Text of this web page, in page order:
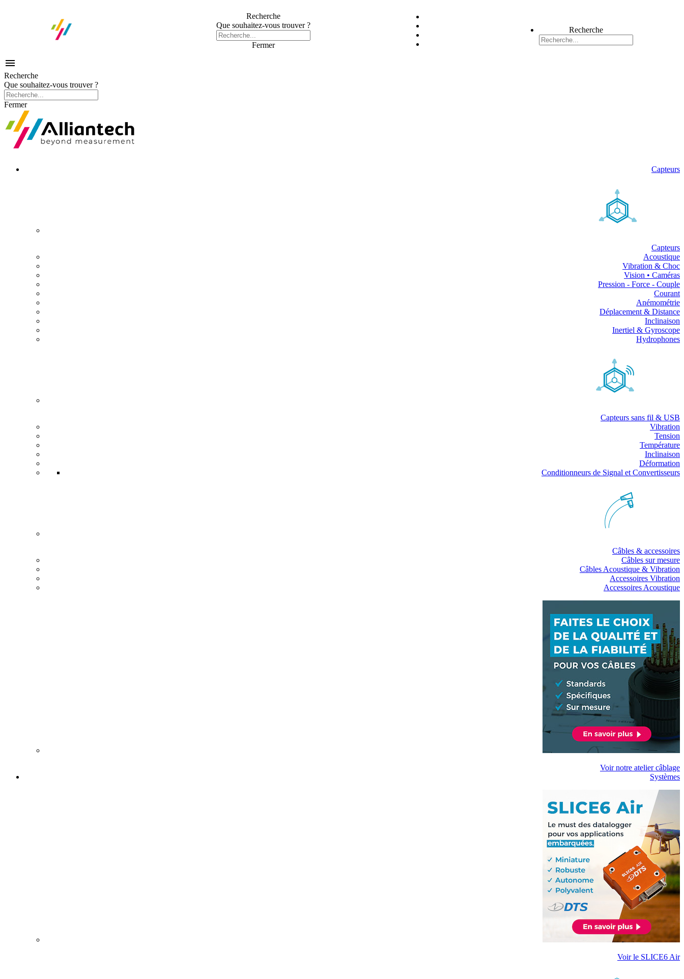
Recherche
Que souhaitez-vous trouver ?
Fermer
Recherche

Recherche
Que souhaitez-vous trouver ?
Fermer
Capteurs
Capteurs
Acoustique
Vibration & Choc
Vision • Caméras
Pression - Force - Couple
Courant
Anémométrie
Déplacement & Distance
Inclinaison
Inertiel & Gyroscope
Hydrophones
Capteurs sans fil & USB
Vibration
Tension
Température
Inclinaison
Déformation
Conditionneurs de Signal et Convertisseurs
Câbles & accessoires
Câbles sur mesure
Câbles Acoustique & Vibration
Accessoires Vibration
Accessoires Acoustique
Voir notre atelier câblage
Systèmes
Voir le SLICE6 Air